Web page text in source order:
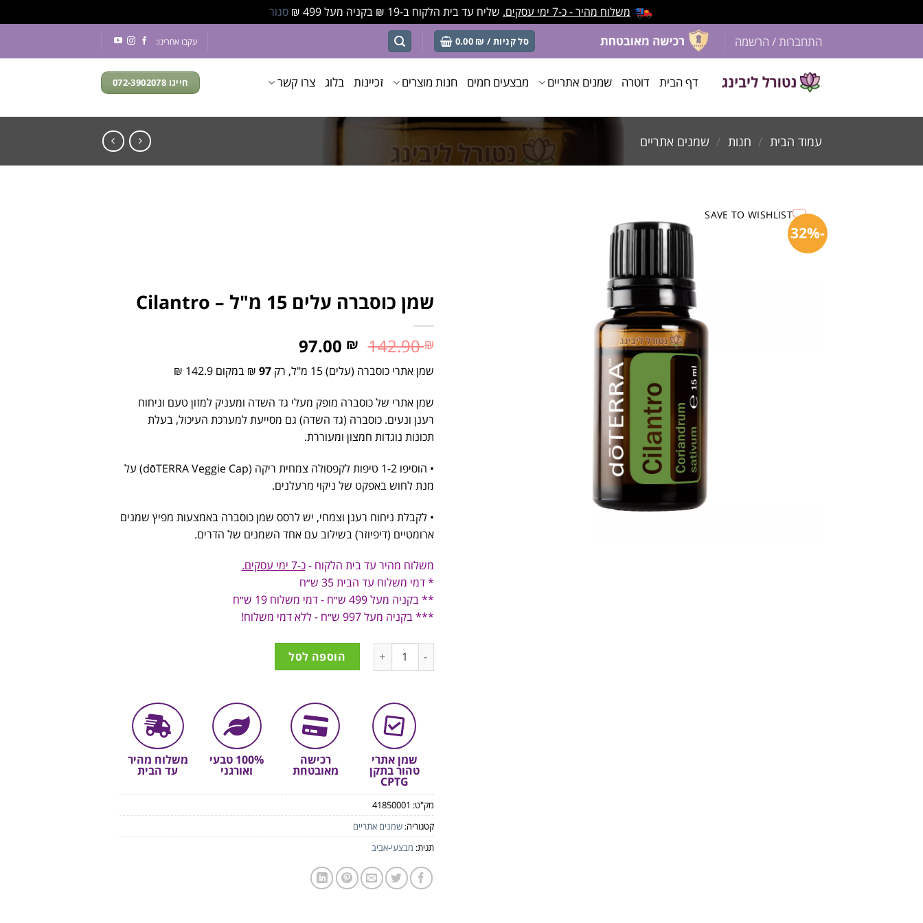
משלוח מהיר - כ-7 ימי עסקים. שליח עד בית הלקוח ב-19 ₪ בקניה מעל 499 ₪ סגור
התחברות / הרשמה סל קניות / 0.00 ₪ עקבו אחרינו:
דף הבית דוטרה שמנים אתריים מבצעים חמים חנות מוצרים זכיינות בלוג צרו קשר חייגו 072-3902078
עמוד הבית / חנות / שמנים אתריים
SAVE TO WISHLIST
-32%
שמן כוסברה עלים 15 מ"ל – Cilantro
142.90₪
97.00 ₪
שמן אתרי כוסברה (עלים) 15 מ"ל, רק 97 ₪ במקום 142.9 ₪
שמן אתרי של כוסברה מופק מעלי גד השדה ומעניק למזון טעם וניחוח
רענן ונעים. כוסברה (גד השדה) גם מסייעת למערכת העיכול, בעלת
תכונות נוגדות חמצון ומעוררת.
• הוסיפו 1-2 טיפות לקפסולה צמחית ריקה (dōTERRA Veggie Cap) על
מנת לחוש באפקט של ניקוי מרעלנים.
• לקבלת ניחוח רענן וצמחי, יש לרסס שמן כוסברה באמצעות מפיץ שמנים
ארומטיים (דיפיוזר) בשילוב עם אחד השמנים של הדרים.
משלוח מהיר עד בית הלקוח -כ-7 ימי עסקים.
* דמי משלוח עד הבית 35 ש״ח
** בקניה מעל 499 ש״ח - דמי משלוח 19 ש״ח
*** בקניה מעל 997 ש״ח - ללא דמי משלוח!
הוספה לסל
שמן אתרי
טהור בתקן
CPTG
רכישה
מאובטחת
100% טבעי
ואורגני
משלוח מהיר
עד הבית
מק"ט: 41850001
קטגוריה:שמנים אתריים
תגית: מבצעי-אביב